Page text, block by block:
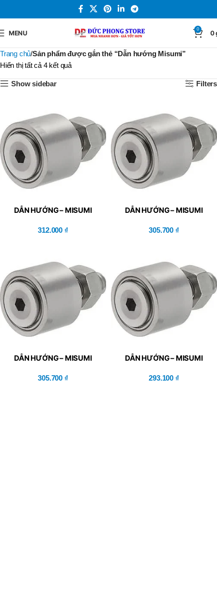
MENU 0 0
Trang chủ Sản phẩm được gắn thẻ “Dẫn hướng Misumi”
Hiển thị tất cả 4 kết quả
Show sidebar Filters
DẪN HƯỚNG – MISUMI
312.000 ₫
DẪN HƯỚNG – MISUMI
305.700 ₫
DẪN HƯỚNG – MISUMI
305.700 ₫
DẪN HƯỚNG – MISUMI
293.100 ₫